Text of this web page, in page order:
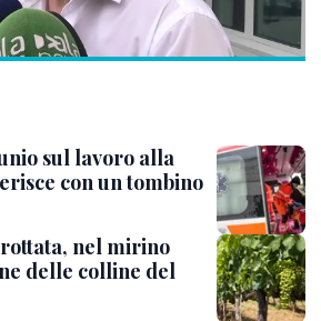
sul lavoro alla
con un tombino
nel mirino
delle colline del